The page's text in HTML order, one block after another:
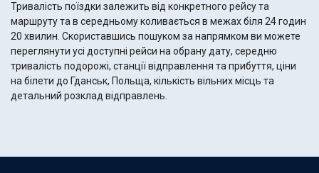
Тривалість поїздки залежить від конкретного рейсу та
маршруту та в середньому коливається в межах біля 24 годин
20 хвилин. Скориставшись пошуком за напрямком ви можете
переглянути усі доступні рейси на обрану дату, середню
тривалість подорожі, станції відправлення та прибуття, ціни
на білети до Гданськ, Польща, кількість вільних місць та
детальний розклад відправлень.